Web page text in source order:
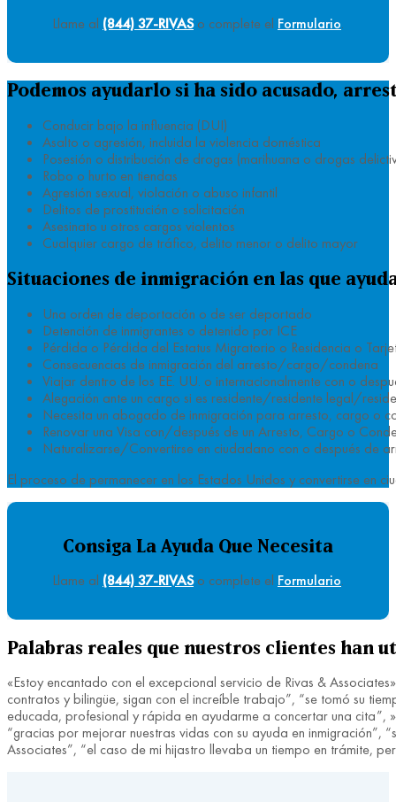
Llame al (844) 37-RIVASo complete el Formulario.
Podemos ayudarlo si ha sido acusado,
Conducir bajo la influencia (DUI)
Asalto o agresión, incluida la violencia doméstica
Posesión o distribución de drogas (marihuana o drogas
Robo o hurto en tiendas
Agresión sexual, violación o abuso infantil
Delitos de prostitución o solicitación
Asesinato u otros cargos violentos
Cualquier cargo de tráfico, delito menor o delito mayor
Situaciones de inmigración en las que
Una orden de deportación o de ser deportado
Detención de inmigrantes o detenido por ICE
Pérdida o Pérdida del Estatus Migratorio o Residencia o
Consecuencias de inmigración del arresto/cargo/condena
Viajar dentro de los EE. UU. o internacionalmente con o
Alegación ante un cargo si es residente/residente legal/
Necesita un abogado de inmigración para arresto, cargo o
Renovar una Visa con/después de un Arresto, Cargo o
Naturalizarse/Convertirse en ciudadano con o después de
El proceso de permanecer en los Estados Unidos y convertirse en
Consiga La Ayuda Que Necesita
Llame al (844) 37-RIVASo complete el Formulario.
Palabras reales que nuestros clientes han
«Estoy encantado con el excepcional servicio de Rivas &
contratos y bilingüe, sigan con el increíble trabajo”, “se tomó su
educada, profesional y rápida en ayudarme a concertar una cita”,
“gracias por mejorar nuestras vidas con su ayuda en inmigración”,
Associates”, “el caso de mi hijastro llevaba un tiempo en trámite,